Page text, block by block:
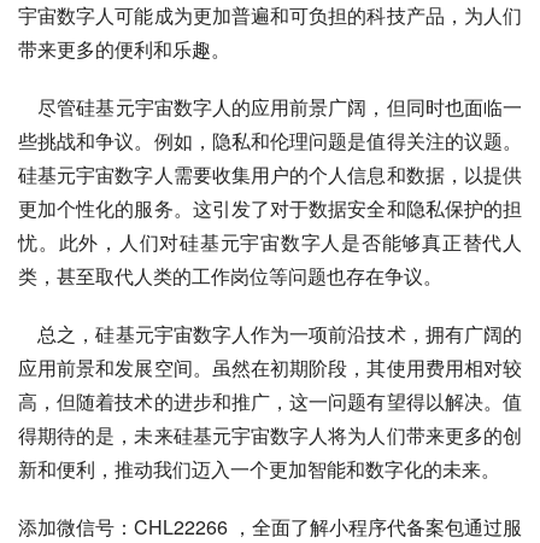
宇宙数字人可能成为更加普遍和可负担的科技产品，为人们
带来更多的便利和乐趣。
    尽管硅基元宇宙数字人的应用前景广阔，但同时也面临一
些挑战和争议。例如，隐私和伦理问题是值得关注的议题。
硅基元宇宙数字人需要收集用户的个人信息和数据，以提供
更加个性化的服务。这引发了对于数据安全和隐私保护的担
忧。此外，人们对硅基元宇宙数字人是否能够真正替代人
类，甚至取代人类的工作岗位等问题也存在争议。
    总之，硅基元宇宙数字人作为一项前沿技术，拥有广阔的
应用前景和发展空间。虽然在初期阶段，其使用费用相对较
高，但随着技术的进步和推广，这一问题有望得以解决。值
得期待的是，未来硅基元宇宙数字人将为人们带来更多的创
新和便利，推动我们迈入一个更加智能和数字化的未来。
添加微信号：CHL22266 ，全面了解小程序代备案包通过服